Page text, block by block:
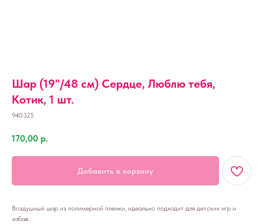
Шар (19''/48 см) Сердце, Люблю тебя,
Котик, 1 шт.
940325
170,00 р.
Добавить в корзину
Воздушный шар из полимерной пленки, идеально подходит для детских игр и
забав.